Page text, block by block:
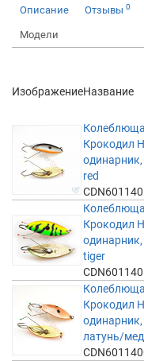
Описание Отзывы 0
Модели
ИзображениеНазвание
Крокодил
red
Крокодил
tiger
Крокодил
латунь/